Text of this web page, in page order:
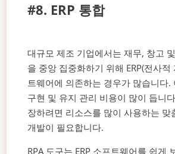
#8. ERP 통합
대규모 제조 기업에서는 재무, 창고
을 중앙 집중화하기 위해 ERP(전사적
트웨어에 의존하는 경우가 많습니다.
구현 및 유지 관리 비용이 많이 듭니
장하려면 리소스를 많이 사용하는 맞
개발이 필요합니다.
RPA 도구는 ERP 소프트웨어를 쉽게